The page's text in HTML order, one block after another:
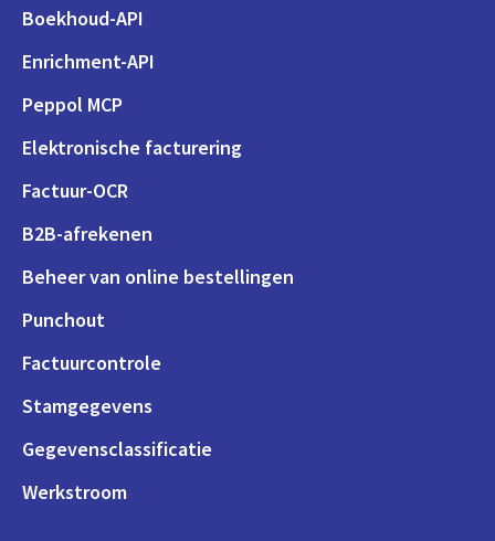
Boekhoud-API
Enrichment-API
Peppol MCP
Elektronische facturering
Factuur-OCR
B2B-afrekenen
Beheer van online bestellingen
Punchout
Factuurcontrole
Stamgegevens
Gegevensclassificatie
Werkstroom